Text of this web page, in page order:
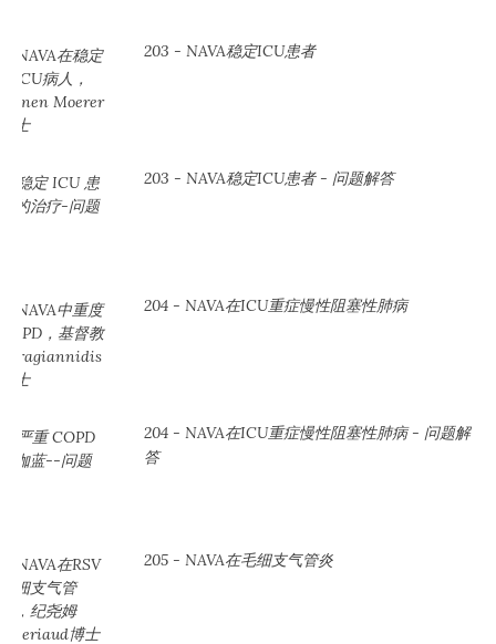
203 - NAVA稳定ICU患者
203 - NAVA稳定ICU患者 - 问题解答
204 - NAVA在ICU重症慢性阻塞性肺病
204 - NAVA在ICU重症慢性阻塞性肺病 - 问题解
答
205 - NAVA在毛细支气管炎